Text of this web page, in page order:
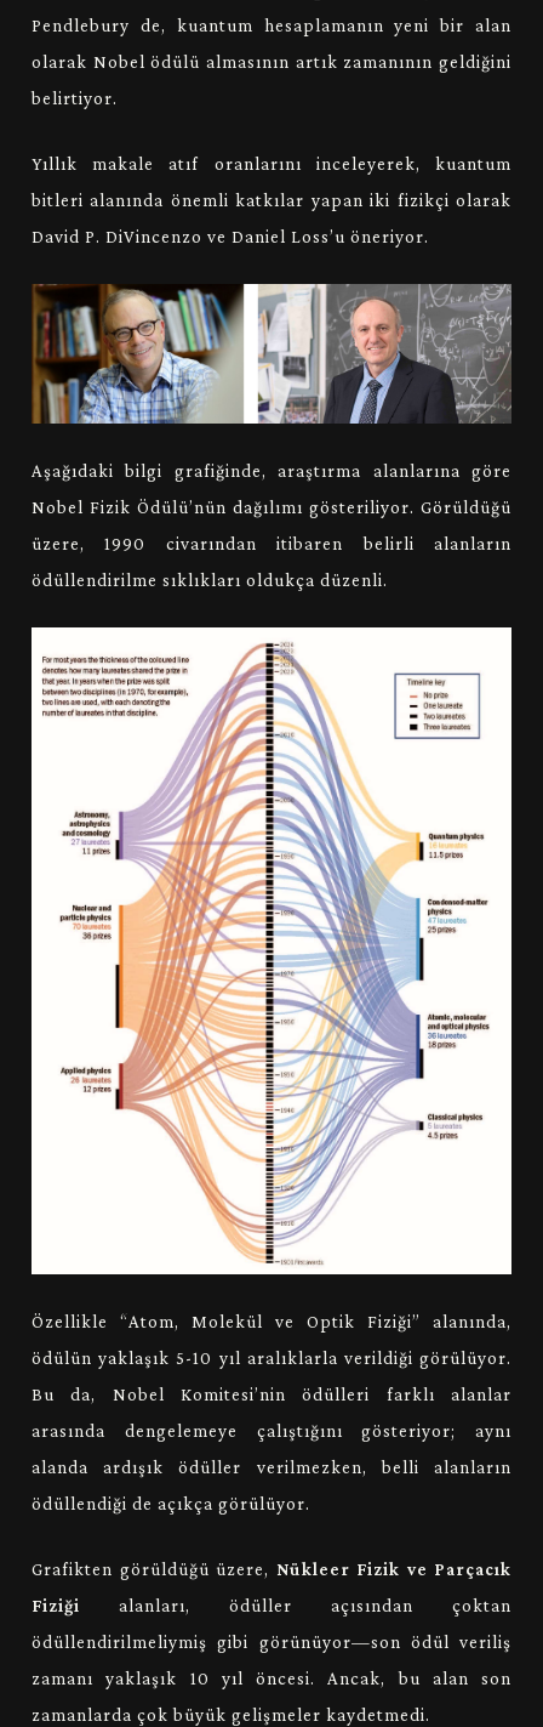
Pendlebury de, kuantum hesaplamanın yeni bir alan
olarak Nobel ödülü almasının artık zamanının geldiğini
belirtiyor.
Yıllık makale atıf oranlarını inceleyerek, kuantum
bitleri alanında önemli katkılar yapan iki fizikçi olarak
David P. DiVincenzo ve Daniel Loss’u öneriyor.
Aşağıdaki bilgi grafiğinde, araştırma alanlarına göre
Nobel Fizik Ödülü’nün dağılımı gösteriliyor. Görüldüğü
üzere, 1990 civarından itibaren belirli alanların
ödüllendirilme sıklıkları oldukça düzenli.
Özellikle “Atom, Molekül ve Optik Fiziği” alanında,
ödülün yaklaşık 5-10 yıl aralıklarla verildiği görülüyor.
Bu da, Nobel Komitesi’nin ödülleri farklı alanlar
arasında dengelemeye çalıştığını gösteriyor; aynı
alanda ardışık ödüller verilmezken, belli alanların
ödüllendiği de açıkça görülüyor.
Grafikten görüldüğü üzere, Nükleer Fizik ve Parçacık
Fiziği alanları, ödüller açısından çoktan
ödüllendirilmeliymiş gibi görünüyor—son ödül veriliş
zamanı yaklaşık 10 yıl öncesi. Ancak, bu alan son
zamanlarda çok büyük gelişmeler kaydetmedi.